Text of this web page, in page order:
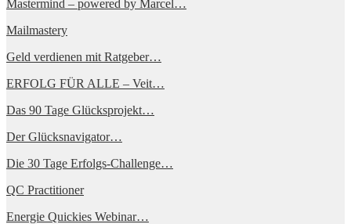
Mastermind – powered by Marcel…
Mailmastery
Geld verdienen mit Ratgeber…
ERFOLG FÜR ALLE – Veit…
Das 90 Tage Glücksprojekt…
Der Glücksnavigator…
Die 30 Tage Erfolgs-Challenge…
QC Practitioner
Energie Quickies Webinar…